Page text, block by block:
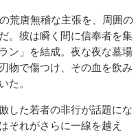
荒唐無稽な主張を、周囲の
。彼は瞬く間に信奉者を集
ン」を結成。夜な夜な墓場
物で傷つけ、その血を飲み
た。
した若者の非行が話題にな
それがさらに一線を越え